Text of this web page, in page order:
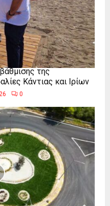
της
Κάντιας και Ιρίων
0